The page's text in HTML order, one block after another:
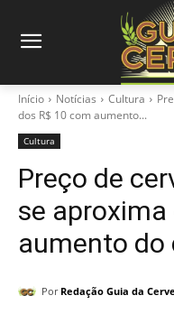
Início Notícias Cultura
dos R$ 10 com aumento...
Cultura
Preço de
se aproxima
aumento
Por Redação Guia da